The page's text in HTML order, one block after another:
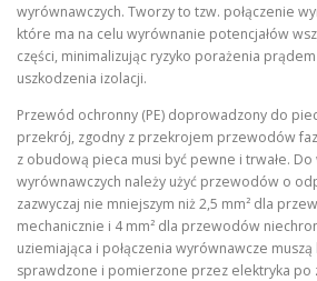
wyrównawczych. Tworzy to tzw. połączenie
które ma na celu wyrównanie potencjałów
części, minimalizując ryzyko porażenia
uszkodzenia izolacji.
Przewód ochronny (PE) doprowadzony do
przekrój, zgodny z przekrojem przewodów
z obudową pieca musi być pewne i trwałe. Do
wyrównawczych należy użyć przewodów o
zazwyczaj nie mniejszym niż 2,5 mm² dla
mechanicznie i 4 mm² dla przewodów
uziemiająca i połączenia wyrównawcze muszą
sprawdzone i pomierzone przez elektryka po